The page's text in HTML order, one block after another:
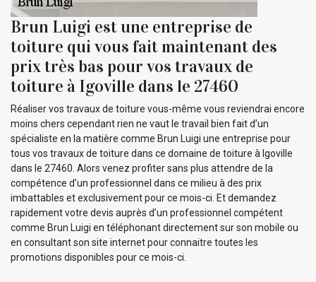
Brun Luigi est une entreprise de
toiture qui vous fait maintenant des
prix très bas pour vos travaux de
toiture à Igoville dans le 27460
Réaliser vos travaux de toiture vous-même vous reviendrai encore
moins chers cependant rien ne vaut le travail bien fait d’un
spécialiste en la matière comme Brun Luigi une entreprise pour
tous vos travaux de toiture dans ce domaine de toiture à Igoville
dans le 27460. Alors venez profiter sans plus attendre de la
compétence d’un professionnel dans ce milieu à des prix
imbattables et exclusivement pour ce mois-ci. Et demandez
rapidement votre devis auprès d’un professionnel compétent
comme Brun Luigi en téléphonant directement sur son mobile ou
en consultant son site internet pour connaitre toutes les
promotions disponibles pour ce mois-ci.